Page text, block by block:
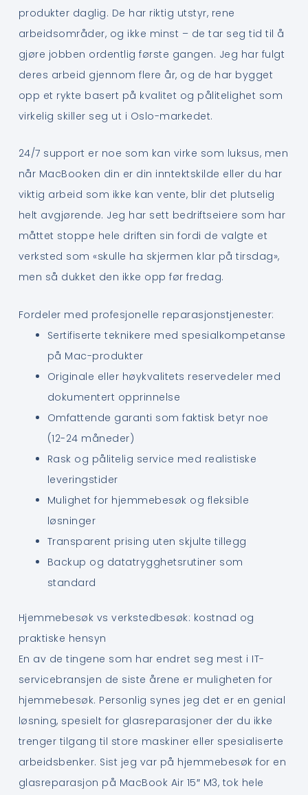
produkter daglig. De har riktig utstyr, rene
arbeidsområder, og ikke minst – de tar seg tid til å
gjøre jobben ordentlig første gangen. Jeg har fulgt
deres arbeid gjennom flere år, og de har bygget
opp et rykte basert på kvalitet og pålitelighet som
virkelig skiller seg ut i Oslo-markedet.
24/7 support er noe som kan virke som luksus, men
når MacBooken din er din inntektskilde eller du har
viktig arbeid som ikke kan vente, blir det plutselig
helt avgjørende. Jeg har sett bedriftseiere som har
måttet stoppe hele driften sin fordi de valgte et
verksted som «skulle ha skjermen klar på tirsdag»,
men så dukket den ikke opp før fredag.
Fordeler med profesjonelle reparasjonstjenester:
Sertifiserte teknikere med spesialkompetanse
på Mac-produkter
Originale eller høykvalitets reservedeler med
dokumentert opprinnelse
Omfattende garanti som faktisk betyr noe
(12-24 måneder)
Rask og pålitelig service med realistiske
leveringstider
Mulighet for hjemmebesøk og fleksible
løsninger
Transparent prising uten skjulte tillegg
Backup og datatrygghetsrutiner som
standard
Hjemmebesøk vs verkstedbesøk: kostnad og
praktiske hensyn
En av de tingene som har endret seg mest i IT-
servicebransjen de siste årene er muligheten for
hjemmebesøk. Personlig synes jeg det er en genial
løsning, spesielt for glasreparasjoner der du ikke
trenger tilgang til store maskiner eller spesialiserte
arbeidsbenker. Sist jeg var på hjemmebesøk for en
glasreparasjon på MacBook Air 15″ M3, tok hele